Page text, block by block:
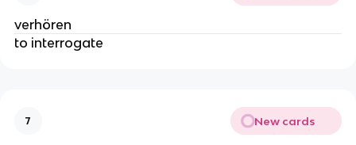
verhören
to interrogate
7 New cards